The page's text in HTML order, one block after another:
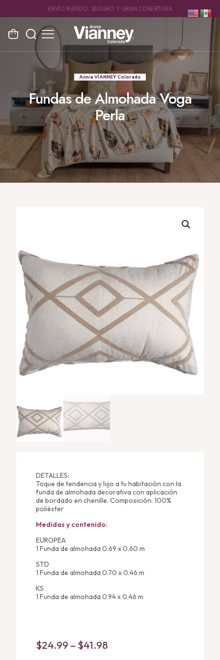
ENVÍO RÁPIDO, SEGURO Y GRAN COBERTURA
Annie VÍANNEY Colorado
Fundas de Almohada Voga
Perla
DETALLES:
Toque de tendencia y lujo a tu habitación con la
funda de almohada decorativa con aplicación
de bordado en chenille. Composición: 100%
poliéster
Medidas y contenido:
EUROPEA
1 Funda de almohada 0.69 x 0.60 m
STD
1 Funda de almohada 0.70 x 0.46 m
KS
1 Funda de almohada 0.94 x 0.46 m
$24.99 – $41.98